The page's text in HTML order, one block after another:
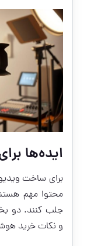
ایده‌ها
برای ساخت
محتوا مهم
جلب کنند. دو
و نکات خرید